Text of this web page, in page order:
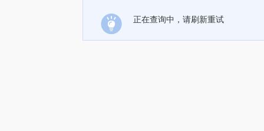
正在查询中，请刷新重试